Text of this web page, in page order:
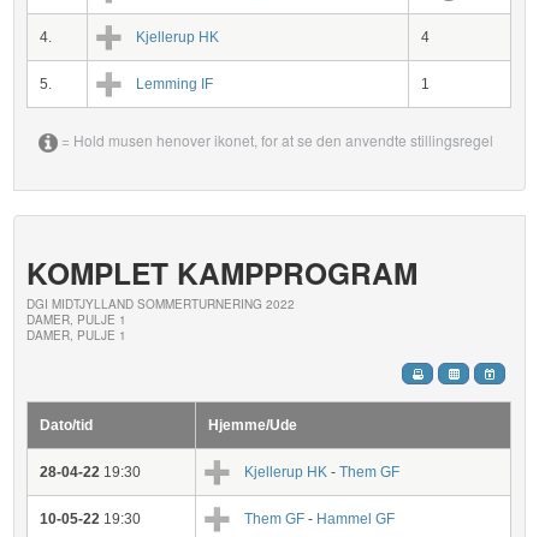
4. Kjellerup HK 4
5. Lemming IF 1
= Hold musen henover ikonet, for at se den anvendte stillingsregel
KOMPLET KAMPPROGRAM
DGI MIDTJYLLAND SOMMERTURNERING 2022
DAMER, PULJE 1
DAMER, PULJE 1
Dato/tid Hjemme/Ude
28-04-22 19:30 Kjellerup HK -Them GF
10-05-22 19:30 Them GF - Hammel GF